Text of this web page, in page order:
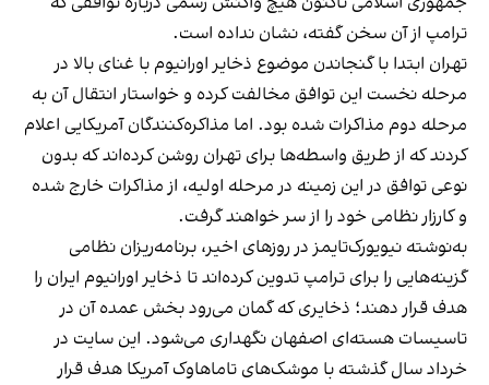
ترامپ از آن سخن گفته، نشان نداده است.
تهران ابتدا با گنجاندن موضوع ذخایر اورانیوم با غنای بالا در
مرحله نخست این توافق مخالفت کرده و خواستار انتقال آن به
مرحله دوم مذاکرات شده بود. اما مذاکره‌کنندگان آمریکایی اعلام
کردند که از طریق واسطه‌ها برای تهران روشن کرده‌اند که بدون
نوعی توافق در این زمینه در مرحله اولیه، از مذاکرات خارج شده
و کارزار نظامی خود را از سر خواهند گرفت.
به‌نوشته نیویورک‌تایمز در روزهای اخیر، برنامه‌ریزان نظامی
گزینه‌هایی را برای ترامپ تدوین کرده‌اند تا ذخایر اورانیوم ایران را
هدف قرار دهند؛ ذخایری که گمان می‌رود بخش عمده آن در
تاسیسات هسته‌ای اصفهان نگهداری می‌شود. این سایت در
خرداد سال گذشته با موشک‌های تاماهاوک آمریکا هدف قرار